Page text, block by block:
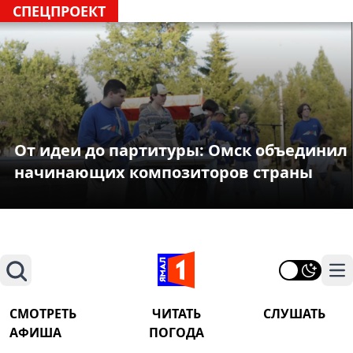
СПЕЦПРОЕКТ
От идеи до партитуры: Омск объединил
начинающих композиторов страны
Поиск
СМОТРЕТЬ ЧИТАТЬ
СЛУШАТЬ
АФИША
ПОГОДА